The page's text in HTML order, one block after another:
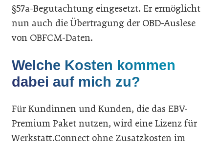
§57a-Begutachtung eingesetzt. Er ermöglicht
nun auch die Übertragung der OBD-Auslese
von OBFCM-Daten.
Welche Kosten kommen
dabei auf mich zu?
Für Kundinnen und Kunden, die das EBV-
Premium Paket nutzen, wird eine Lizenz für
Werkstatt.Connect ohne Zusatzkosten im